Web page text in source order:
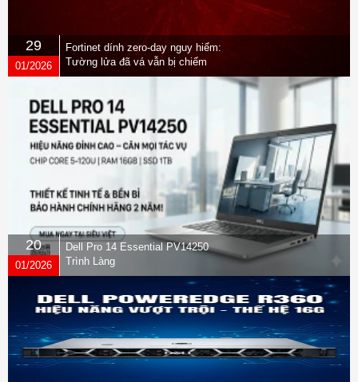
29
01/2026
Fortinet dính zero-day nguy hiểm:
Tường lửa đã vá vẫn bị chiếm
quyền
20
01/2026
Dell Pro 14 Essential PV14250
Trình Làng